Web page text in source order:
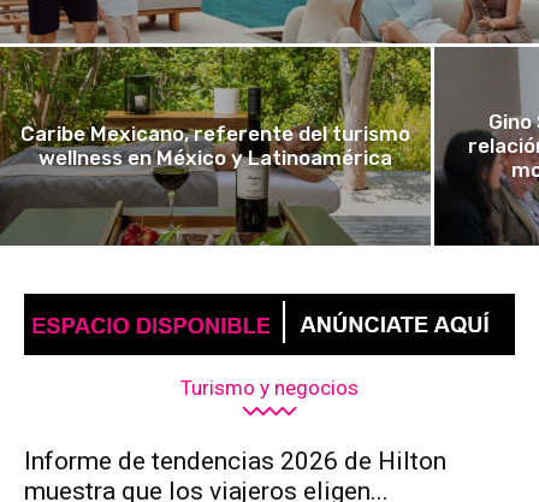
Caribe Mexicano, referente del turismo
wellness en México y Latinoamérica
Turismo y negocios
Informe de tendencias 2026 de Hilton
muestra que los viajeros eligen...